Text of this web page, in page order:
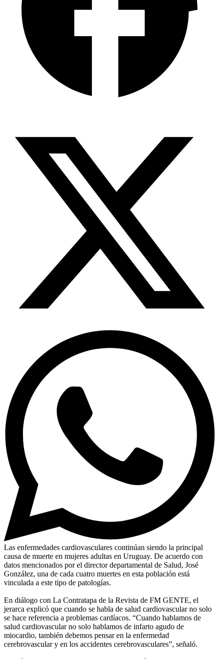
Las enfermedades cardiovasculares continúan siendo la principal
causa de muerte en mujeres adultas en Uruguay. De acuerdo con
datos mencionados por el director departamental de Salud, José
González, una de cada cuatro muertes en esta población está
vinculada a este tipo de patologías.
En diálogo con La Contratapa de la Revista de FM GENTE, el
jerarca explicó que cuando se habla de salud cardiovascular no solo
se hace referencia a problemas cardíacos. “Cuando hablamos de
salud cardiovascular no solo hablamos de infarto agudo de
miocardio, también debemos pensar en la enfermedad
cerebrovascular y en los accidentes cerebrovasculares”, señaló.